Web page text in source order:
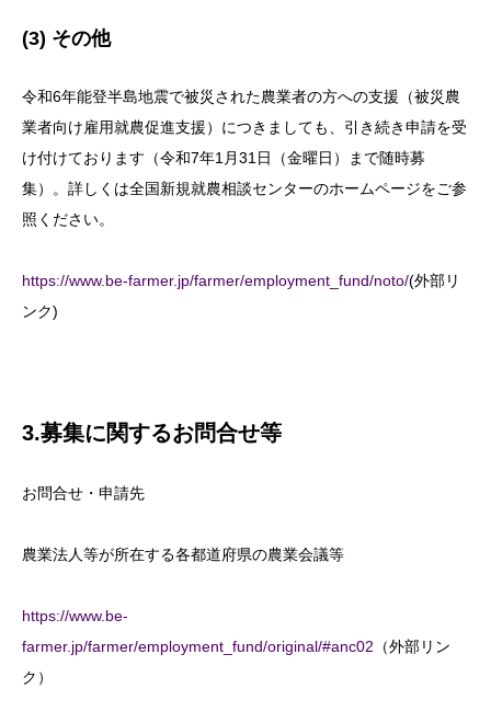
(3) その他
令和6年能登半島地震で被災された農業者の方への支援（被災農
業者向け雇用就農促進支援）につきましても、引き続き申請を受
け付けております（令和7年1月31日（金曜日）まで随時募
集）。詳しくは全国新規就農相談センターのホームページをご参
照ください。
https://www.be-farmer.jp/farmer/employment_fund/noto/(外部リ
ンク)
3.募集に関するお問合せ等
お問合せ・申請先
農業法人等が所在する各都道府県の農業会議等
https://www.be-
farmer.jp/farmer/employment_fund/original/#anc02 （外部リン
ク）